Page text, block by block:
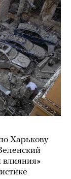
Харькову
влияния»